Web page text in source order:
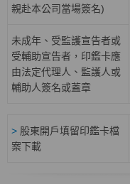
親赴本公司當場簽名)
未成年、受監護宣告者或
受輔助宣告者，印鑑卡應
由法定代理人、監護人或
輔助人簽名或蓋章
> 股東開戶填留印鑑卡檔
案下載